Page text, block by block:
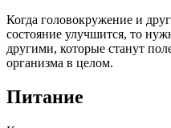
Когда головокружение и
состояние улучшится, то
другими, которые станут
организма в целом.
Питание